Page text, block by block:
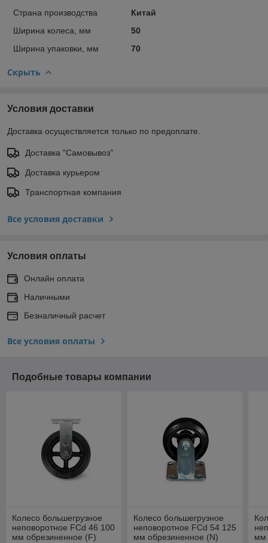
Страна производства
Китай
Ширина колеса, мм
50
Ширина упаковки, мм
70
Скрыть
Условия доставки
Доставка осуществляется только по предоплате.
Доставка "Самовывоз"
Доставка курьером
Транспортная компания
Все условия доставки
Условия оплаты
Онлайн оплата
Наличными
Безналичный расчет
Все условия оплаты
Подобные товары компании
Колесо большегрузное
неповоротное FCd 46 100
мм обрезиненное (F)
Колесо большегрузное
неповоротное FCd 54 125
мм обрезиненное (N)
мм